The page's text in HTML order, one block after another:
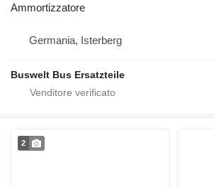
Ammortizzatore
Germania, Isterberg
Buswelt Bus Ersatzteile
2